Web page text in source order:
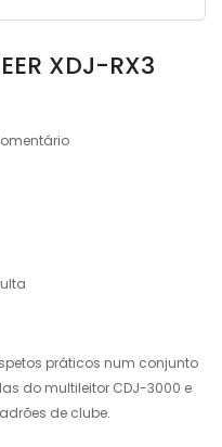
XDJ-RX3
práticos num conjunto
do multileitor CDJ-3000 e
de clube.